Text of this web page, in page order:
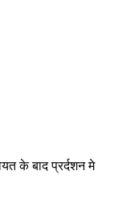
के बाद प्रर्दशन मे